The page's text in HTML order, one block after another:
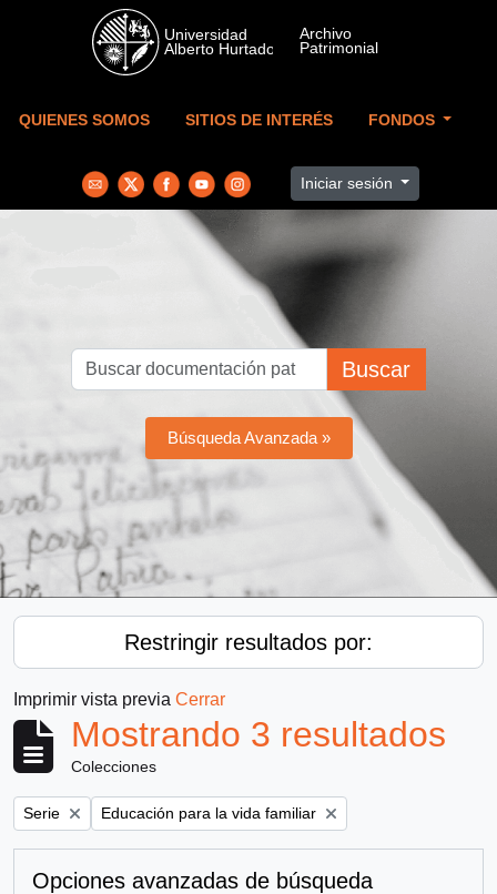
Skip to main content
QUIENES SOMOS SITIOS DE INTERÉS FONDOS
Iniciar sesión
Buscar
Búsqueda Avanzada »
Restringir resultados por:
Imprimir vista previa Cerrar
Mostrando 3 resultados
Colecciones
Remove filter:
Serie Remove filter:
Educación para la vida familiar
Opciones avanzadas de búsqueda